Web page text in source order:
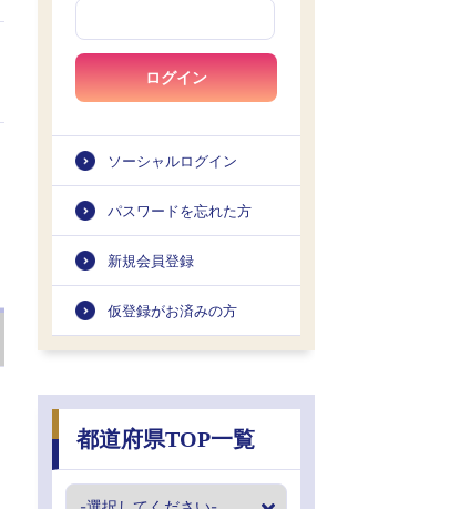
ログイン
ソーシャルログイン
パスワードを忘れた方
新規会員登録
仮登録がお済みの方
都道府県TOP一覧